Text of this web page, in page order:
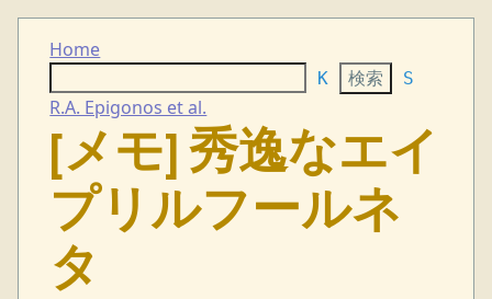
Home
K S
R.A. Epigonos et al.
[メモ] 秀逸なエイ
プリルフールネ
タ